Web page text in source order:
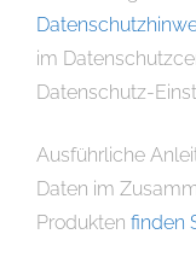
im
Datenschutz-
Ausführliche
Daten im
Produkten finden